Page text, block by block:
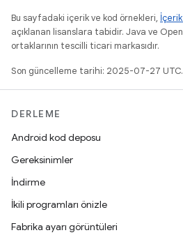
Bu sayfadaki içerik ve kod örnekleri, İçerik
açıklanan lisanslara tabidir. Java ve
ortaklarının tescilli ticari markasıdır.
Son güncelleme tarihi: 2025-07-27 UTC.
DERLEME
Android kod deposu
Gereksinimler
İndirme
İkili programları önizle
Fabrika ayarı görüntüleri